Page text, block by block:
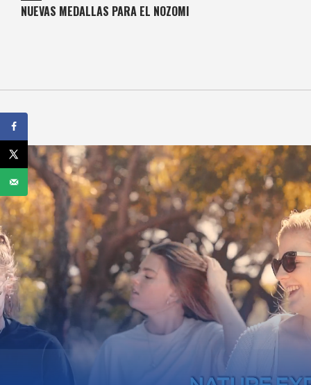
NUEVAS MEDALLAS PARA EL NOZOMI